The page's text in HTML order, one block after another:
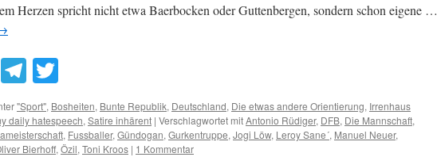
Herzen spricht nicht etwa Baerbocken oder Guttenbergen, sondern schon eigene …
WhatsApp
Telegram
"Sport", Bosheiten, Bunte Republik, Deutschland, Die etwas andere Orientierung, Irrenhaus
daily hatespeech,Satire inhärent | Verschlagwortet mitAntonio Rüdiger, DFB, Die Mannschaft,
, Fussballer,Gündogan,Gurkentruppe,Jogi Löw, Leroy Sane´, Manuel Neuer,
Bierhoff,Özil,Toni Kroos | 1 Kommentar